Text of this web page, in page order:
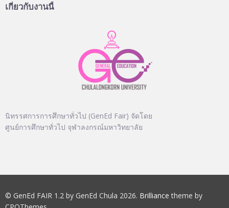
เกี่ยวกับงานนี้
นิทรรศการการศึกษาทั่วไป (GenEd Fair) จัดโดย
ศูนย์การศึกษาทั่วไป จุฬาลงกรณ์มหาวิทยาลัย
© GenEd FAIR 1.2 by GenEd Chula 2026. Brilliance theme by